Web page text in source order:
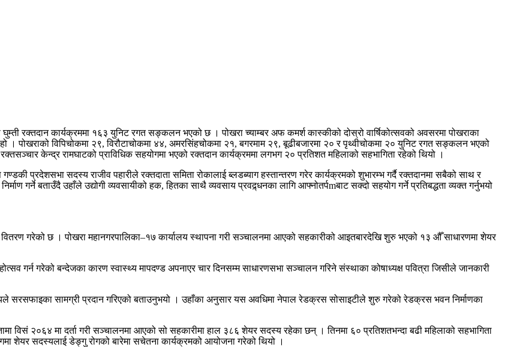
रक्तदान कार्यक्रममा १६३ युनिट रगत सङ्कलन भएको छ । पोखरा च्याम्बर अफ कमर्श कास्कीको दोस्रो वार्षिकोत्सवको अवसरमा पोखराका
। पोखराको विपिचोकमा २९, विरौटाचोकमा ४४, अमरसिंहचोकमा २१, बगरमाम २९, बूढीबजारमा २० र पृथ्वीचोकमा २० युनिट रगत सङ्कलन भएको
केन्द्र रामघाटको प्राविधिक सहयोगमा भएको रक्तदान कार्यक्रममा लगभग २० प्रतिशत महिलाको सहभागिता रहेको थियो ।
प्रदेशसभा सदस्य राजीव पहारीले रक्तदाता समिता रोकालाई ब्लडब्याग हस्तान्तरण गरेर कार्यक्रमको शुभारम्भ गर्दै रक्तदानमा सबैको साथ र
गर्ने बताउँदै उहाँले उद्योगी व्यवसायीको हक, हितका साथै व्यवसाय प्रवद्र्धनका लागि आफ्नोतर्पmबाट सक्दो सहयोग गर्ने प्रतिबद्धता व्यक्त गर्नुभयो
गरेको छ । पोखरा महानगरपालिका–१७ कार्यालय स्थापना गरी सञ्चालनमा आएको सहकारीको आइतबारदेखि शुरु भएको १३ औँ साधारणमा शेयर
गर्न गरेको बन्देजका कारण स्वास्थ्य मापदण्ड अपनाएर चार दिनसम्म साधारणसभा सञ्चालन गरिने संस्थाका कोषाध्यक्ष पवित्रा जिसीले जानकारी
सरसफाइका सामग्री प्रदान गरिएको बताउनुभयो । उहाँका अनुसार यस अवधिमा नेपाल रेडक्रस सोसाइटीले शुरु गरेको रेडक्रस भवन निर्माणका
विसं २०६४ मा दर्ता गरी सञ्चालनमा आएको सो सहकारीमा हाल ३८६ शेयर सदस्य रहेका छन् । तिनमा ६० प्रतिशतभन्दा बढी महिलाको सहभागिता
शेयर सदस्यलाई डेङ्गु रोगको बारेमा सचेतना कार्यक्रमको आयोजना गरेको थियो ।